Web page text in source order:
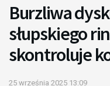
Burzliwa
słupskiego
skontroluje
25 września 2025 13:09